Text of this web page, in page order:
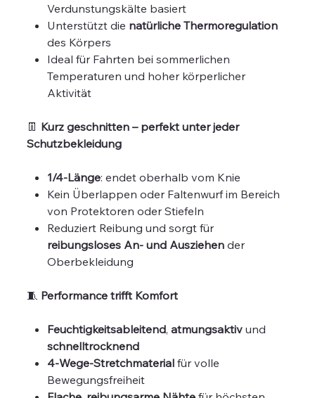
Verdunstungskälte basiert
Unterstützt die natürliche Thermoregulation
des Körpers
Ideal für Fahrten bei sommerlichen
Temperaturen und hoher körperlicher
Aktivität
👖 Kurz geschnitten – perfekt unter jeder
Schutzbekleidung
1/4-Länge: endet oberhalb vom Knie
Kein Überlappen oder Faltenwurf im Bereich
von Protektoren oder Stiefeln
Reduziert Reibung und sorgt für
reibungsloses An- und Ausziehen der
Oberbekleidung
🧵 Performance trifft Komfort
Feuchtigkeitsableitend,atmungsaktiv und
schnelltrocknend
4-Wege-Stretchmaterial für volle
Bewegungsfreiheit